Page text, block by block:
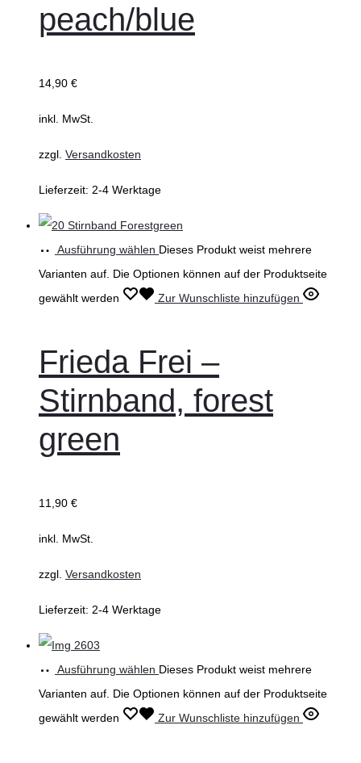
peach/blue
14,90 €
inkl. MwSt.
zzgl. Versandkosten
Lieferzeit: 2-4 Werktage
Ausführung wählen Dieses Produkt weist mehrere
Varianten auf. Die Optionen können auf der Produktseite
gewählt werden
Zur Wunschliste hinzufügen
Frieda Frei –
Stirnband, forest
green
11,90 €
inkl. MwSt.
zzgl. Versandkosten
Lieferzeit: 2-4 Werktage
Ausführung wählen Dieses Produkt weist mehrere
Varianten auf. Die Optionen können auf der Produktseite
gewählt werden
Zur Wunschliste hinzufügen